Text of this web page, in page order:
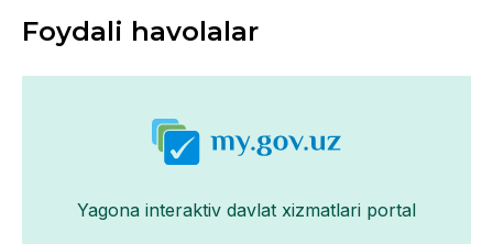
Foydali havolalar
Yagona interaktiv davlat xizmatlari portal